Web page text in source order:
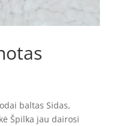
baltas Sidas,
Špilka jau dairosi